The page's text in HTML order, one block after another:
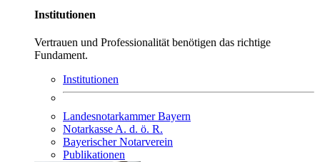
Institutionen
Vertrauen und Professionalität benötigen das richtige
Fundament.
Institutionen
Landesnotarkammer Bayern
Notarkasse A. d. ö. R.
Bayerischer Notarverein
Publikationen